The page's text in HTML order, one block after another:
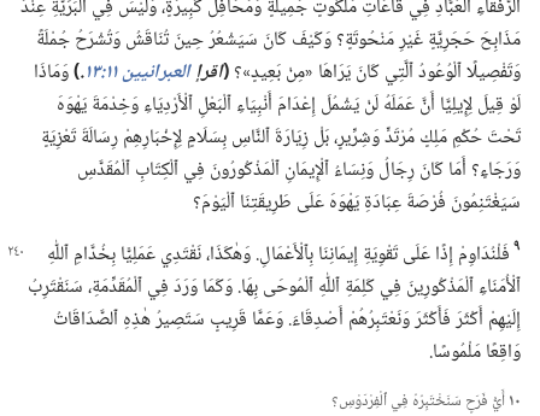
ٱلرُّفَقَاءِ ٱلْعُبَّادِ فِي قَاعَاتِ مَلَكُوتٍ جَمِيلَةٍ وَمَحَافِلَ كَبِيرَةٍ،‏ وَلَيْسَ فِي ٱلْبَرِّيَّةِ عِنْدَ
مَذَابِحَ حَجَرِيَّةٍ غَيْرِ مَنْحُوتَةٍ؟‏ وَكَيْفَ كَانَ سَيَشْعُرُ حِينَ تُنَاقَشُ وَتُشْرَحُ جُمْلَةً
وَتَفْصِيلًا ٱلْوُعُودُ ٱلَّتِي كَانَ يَرَاهَا «مِنْ بَعِيدٍ»؟‏‏(‏اقرإالعبرانيين ١١:‏١٣ ‏.‏
‏)‏وَمَاذَا
لَوْ قِيلَ لِإِيلِيَّا أَنَّ عَمَلَهُ لَنْ يَشْمُلَ إِعْدَامَ أَنْبِيَاءِ ٱلْبَعْلِ ٱلْأَرْدِيَاءِ وَخِدْمَةَ يَهْوَهَ
تَحْتَ حُكْمِ مَلِكٍ مُرْتَدٍّ وَشِرِّيرٍ،‏ بَلْ زِيَارَةَ ٱلنَّاسِ بِسَلَامٍ لِإِخْبَارِهِمْ رِسَالَةَ تَعْزِيَةٍ
وَرَجَاءٍ؟‏ أَمَا كَانَ رِجَالُ وَنِسَاءُ ٱلْإِيمَانِ ٱلْمَذْكُورُونَ فِي ٱلْكِتَابِ ٱلْمُقَدَّسِ
سَيَغْتَنِمُونَ فُرْصَةَ عِبَادَةِ يَهْوَهَ عَلَى طَرِيقَتِنَا ٱلْيَوْمَ؟‏
٩فَلْنُدَاوِمْ إِذًا عَلَى تَقْوِيَةِ إِيمَانِنَا بِٱلْأَعْمَالِ.‏ وَهٰكَذَا،‏نَقْتَدِي عَمَلِيًّا بِخُدَّامِ ٱللّٰهِ
ٱلْأُمَنَاءِ ٱلْمَذْكُورِينَ فِي كَلِمَةِ ٱللّٰهِ ٱلْمُوحَى بِهَا.‏ وَكَمَا وَرَدَ فِي ٱلْمُقَدِّمَةِ،‏ سَنَقْتَرِبُ
إِلَيْهِمْ أَكْثَرَ فَأَكْثَرَ وَنَعْتَبِرُهُمْ أَصْدِقَاءَ.‏ وَعَمَّا قَرِيبٍ سَتَصِيرُ هٰذِهِ ٱلصَّدَاقَاتُ
وَاقِعًا مَلْمُوسًا.‏
١٠أَيُّ فَرَحٍ سَنَخْتَبِرُهُ فِي ٱلْفِرْدَوْسِ؟‏